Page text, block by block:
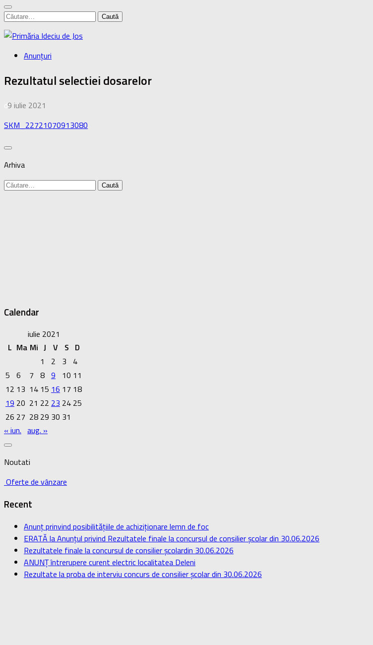
Caută
după:
Anunţuri
Rezultatul selectiei dosarelor
de ·
9 iulie 2021
SKM_22721070913080
Arhiva
Caută
Calendar
iulie 2021
L Ma Mi J V S D
1
2 3
4
5 6 7 8 9 10 11
12 13 14 15 16 17 18
19 20 21 22 23 24 25
26 27 28 29 30 31
« iun. aug. »
Noutati
Oferte de vânzare
Recent
Anunț prinvind posibilitățiile de achiziționare lemn de foc
ERATĂ la Anunțul privind Rezultatele finale la concursul de consilier școlar din 30.06.2026
Rezultatele finale la concursul de consilier școlardin 30.06.2026
ANUNȚ întrerupere curent electric localitatea Deleni
Rezultate la proba de interviu concurs de consilier școlar din 30.06.2026